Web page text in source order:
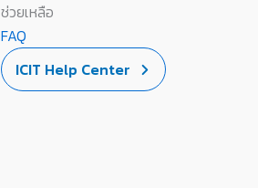
ช่วยเหลือ
FAQ
ICIT Help Center